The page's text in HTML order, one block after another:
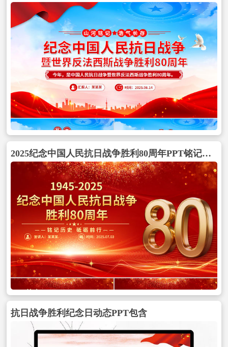
2025纪念中国人民抗日战争胜利80周年PPT铭记历史砥砺前行党课包含
抗日战争胜利纪念日动态PPT包含